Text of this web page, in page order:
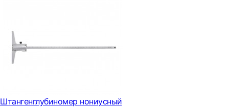
Штангенглубиномер нониусный